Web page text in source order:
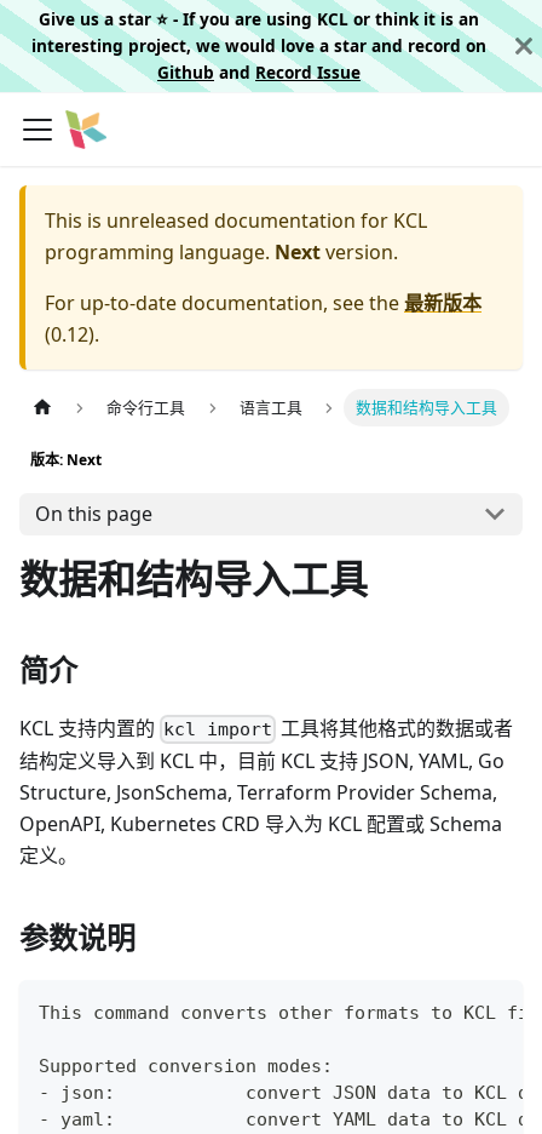
Give us a star ⭐️ - If you are using KCL or think it is an
interesting project, we would love a star and record on
Githuband Record Issue
This is unreleased documentation for KCL
programming language. Nextversion.
For up-to-date documentation, see the最新版本
(0.12).
命令行工具 语言工具 数据和结构导入工具
版本: Next
On this page
数据和结构导入工具
简介
KCL 支持内置的 kcl import 工具将其他格式的数据或者
结构定义导入到 KCL 中，目前 KCL 支持 JSON, YAML, Go
Structure, JsonSchema, Terraform Provider Schema,
OpenAPI, Kubernetes CRD 导入为 KCL 配置或 Schema
定义。
参数说明
This command converts other formats to KCL
Supported conversion modes:
- json:            convert JSON data to KCL
- yaml:            convert YAML data to KCL